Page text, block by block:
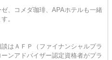
、コメダ珈琲、APAホテルも一緒
。
はＡＦＰ（ファイナンシャルプラ
ンアドバイザー認定資格者がプラ